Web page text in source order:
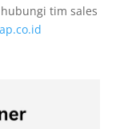
tim sales